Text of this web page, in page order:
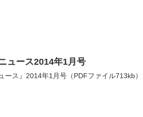
ュース2014年1月号
ース』2014年1月号（PDFファイル713kb）